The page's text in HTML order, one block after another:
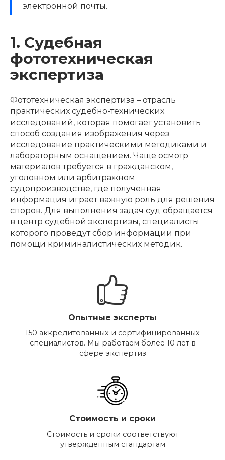
электронной почты.
1. Судебная
фототехническая
экспертиза
Фототехническая экспертиза – отрасль
практических судебно-технических
исследований, которая помогает установить
способ создания изображения через
исследование практическими методиками и
лабораторным оснащением. Чаще осмотр
материалов требуется в гражданском,
уголовном или арбитражном
судопроизводстве, где полученная
информация играет важную роль для решения
споров. Для выполнения задач суд обращается
в центр судебной экспертизы, специалисты
которого проведут сбор информации при
помощи криминалистических методик.
Опытные эксперты
150 аккредитованных и сертифицированных
специалистов. Мы работаем более 10 лет в
сфере экспертиз
Стоимость и сроки
Стоимость и сроки соответствуют
утвержденным стандартам